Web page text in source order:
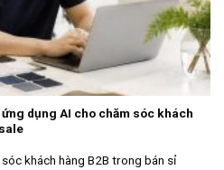
dụng AI cho chăm sóc khách
khách hàng B2B trong bán sỉ